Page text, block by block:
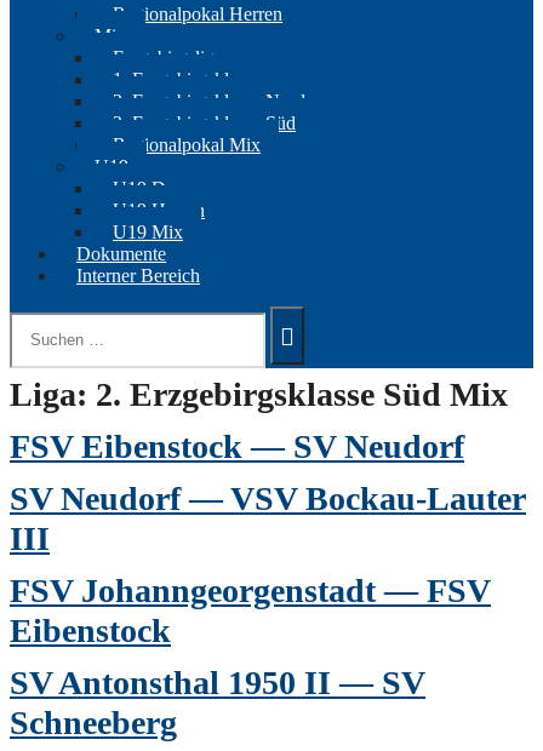
Regionalpokal Herren
Mix
Erzgebirgsliga
1. Erzgebirgsklasse
2. Erzgebirgsklasse Nord
2. Erzgebirgsklasse Süd
Regionalpokal Mix
U19
U19 Damen
U19 Herren
U19 Mix
Dokumente
Interner Bereich
Suchen
nach:
Liga: 2. Erzgebirgsklasse Süd Mix
FSV Eibenstock — SV Neudorf
SV Neudorf — VSV Bockau-Lauter
III
FSV Johanngeorgenstadt — FSV
Eibenstock
SV Antonsthal 1950 II — SV
Schneeberg